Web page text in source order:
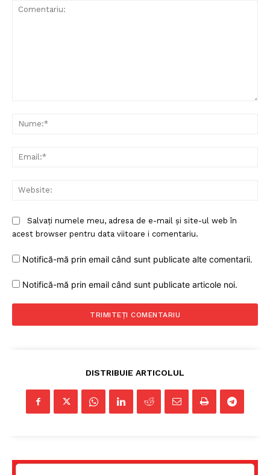
Salvați numele meu, adresa de e-mail și site-ul web în
acest browser pentru data viitoare i comentariu.
Notifică-mă prin email când sunt publicate alte comentarii.
Notifică-mă prin email când sunt publicate articole noi.
DISTRIBUIE ARTICOLUL